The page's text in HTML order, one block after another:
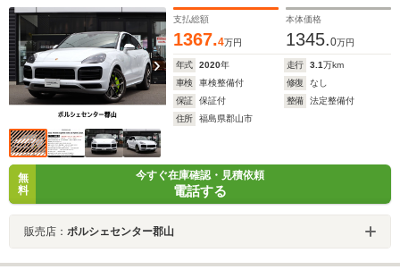
支払総額
1367.4万円
本体価格
1345.0万円
年式 2020年 走行 3.1万km
車検
車検整備付 修復
なし
保証
保証付 整備
法定整備付
住所
福島県郡山市
無
料
今すぐ在庫確認・見積依頼
電話する
販売店： ポルシェセンター郡山